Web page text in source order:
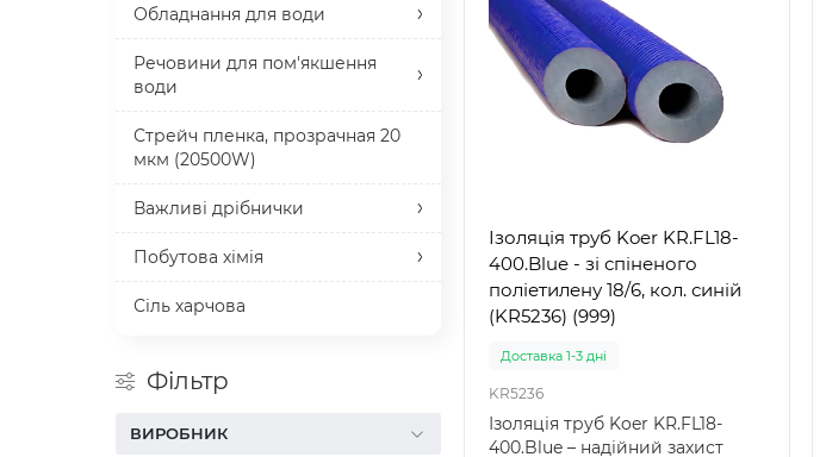
Обладнання для води
Речовини для пом'якшення
води
Стрейч пленка, прозрачная 20
мкм (20500W)
Важливі дрібнички
Побутова хімія
Сіль харчова
Фільтр
ВИРОБНИК
Ізоляція труб Koer KR.FL18-
400.Blue - зі спіненого
поліетилену 18/6, кол. синій
(KR5236) (999)
Доставка 1-3 дні
KR5236
Ізоляція труб Koer KR.FL18-
400.Blue – надійний захист